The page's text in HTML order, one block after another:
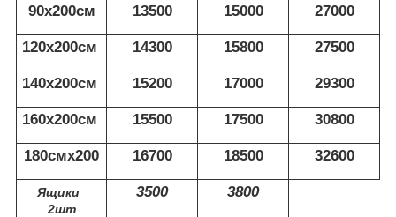
90х200см 13500 15000 27000
120х200см 14300 15800 27500
140х200см 15200 17000 29300
160х200см 15500 17500 30800
180смх200 16700 18500 32600
Ящики
2шт
3500 3800